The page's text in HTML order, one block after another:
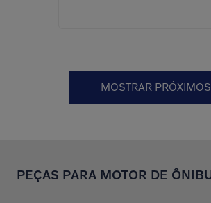
MOSTRAR PRÓXIMOS
PEÇAS PARA MOTOR DE